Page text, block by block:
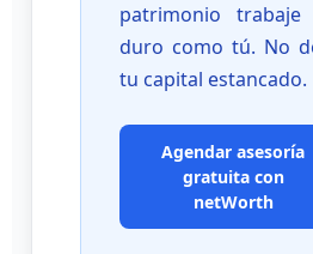
patrimonio trabaje
duro como tú. No
tu capital estancado.
Agendar asesoría
gratuita con
netWorth